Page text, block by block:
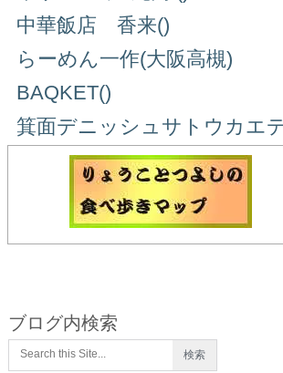
中華飯店 香来()
らーめん一作(大阪高槻)
BAQKET()
箕面デニッシュサトウカエ
ブログ内検索